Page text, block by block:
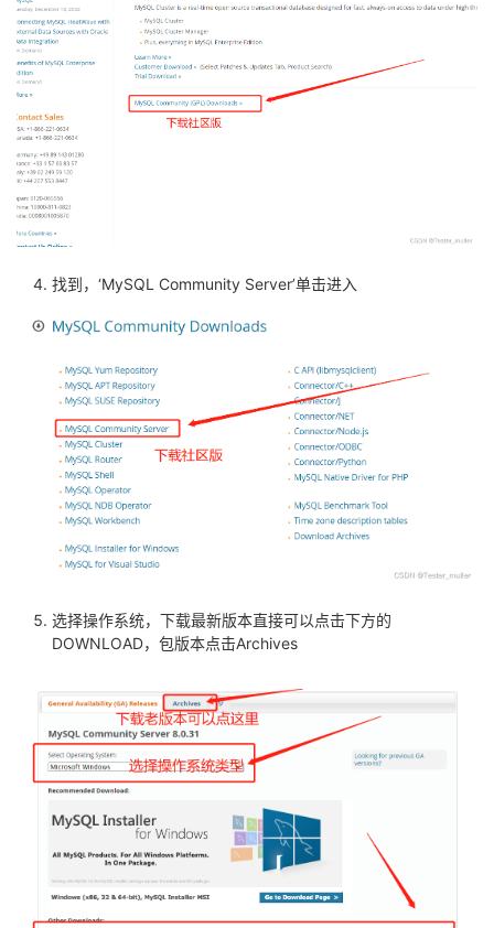
者
学
堂
我
的
课
我
的
证
我
实
验
的
收
支
持
我
的
技
术
支
持
我
的
云
声
建
议
找到，‘MySQL Community Server’单击进入
选择操作系统，下载最新版本直接可以点击下方的
DOWNLOAD，包版本点击Archives